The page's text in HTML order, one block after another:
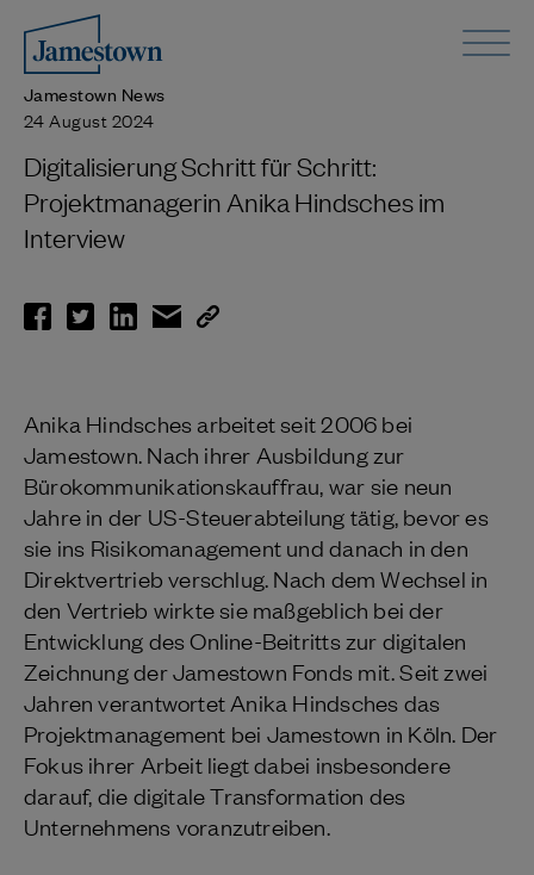
Jamestown News
24 August 2024
Digitalisierung Schritt für Schritt:
Projektmanagerin Anika Hindsches im
Interview
Anika Hindsches arbeitet seit 2006 bei
Jamestown. Nach ihrer Ausbildung zur
Bürokommunikationskauffrau, war sie neun
Jahre in der US-Steuerabteilung tätig, bevor es
sie ins Risikomanagement und danach in den
Direktvertrieb verschlug. Nach dem Wechsel in
den Vertrieb wirkte sie maßgeblich bei der
Entwicklung des Online-Beitritts zur digitalen
Zeichnung der Jamestown Fonds mit. Seit zwei
Jahren verantwortet Anika Hindsches das
Projektmanagement bei Jamestown in Köln. Der
Fokus ihrer Arbeit liegt dabei insbesondere
darauf, die digitale Transformation des
Unternehmens voranzutreiben.